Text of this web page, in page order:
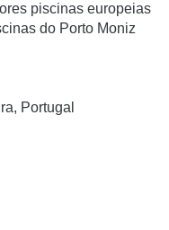
piscinas europeias
do Porto Moniz
Portugal